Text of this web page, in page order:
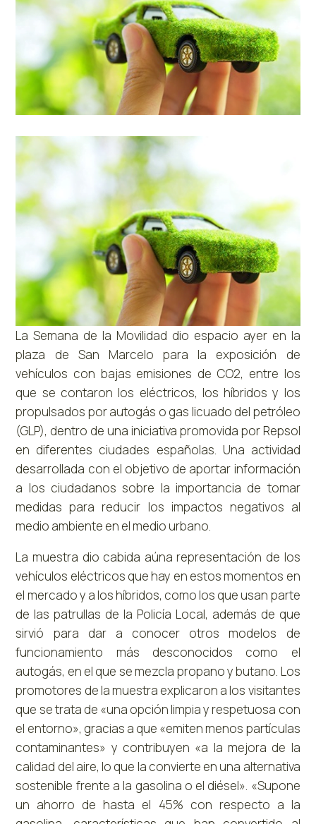
La Semana de la Movilidad dio espacio ayer en la
plaza de San Marcelo para la exposición de
vehículos con bajas emisiones de CO2, entre los
que se contaron los eléctricos, los híbridos y los
propulsados por autogás o gas licuado del petróleo
(GLP), dentro de una iniciativa promovida por Repsol
en diferentes ciudades españolas. Una actividad
desarrollada con el objetivo de aportar información
a los ciudadanos sobre la importancia de tomar
medidas para reducir los impactos negativos al
medio ambiente en el medio urbano.
La muestra dio cabida aúna representación de los
vehículos eléctricos que hay en estos momentos en
el mercado y a los híbridos, como los que usan parte
de las patrullas de la Policía Local, además de que
sirvió para dar a conocer otros modelos de
funcionamiento más desconocidos como el
autogás, en el que se mezcla propano y butano. Los
promotores de la muestra explicaron a los visitantes
que se trata de «una opción limpia y respetuosa con
el entorno», gracias a que «emiten menos partículas
contaminantes» y contribuyen «a la mejora de la
calidad del aire, lo que la convierte en una alternativa
sostenible frente a la gasolina o el diésel». «Supone
un ahorro de hasta el 45% con respecto a la